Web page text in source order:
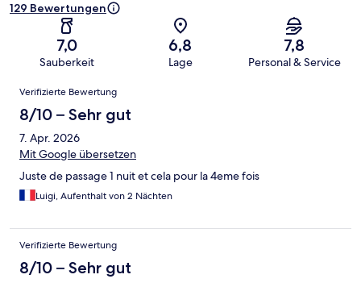
129 Bewertungen
7,0
Sauberkeit
6,8
Lage
7,8
Personal & Service
Bewertungen
Verifizierte Bewertung
8/10 – Sehr gut
7. Apr. 2026
Mit Google übersetzen
Juste de passage 1 nuit et cela pour la 4eme fois
Luigi, Aufenthalt von 2 Nächten
Verifizierte Bewertung
8/10 – Sehr gut